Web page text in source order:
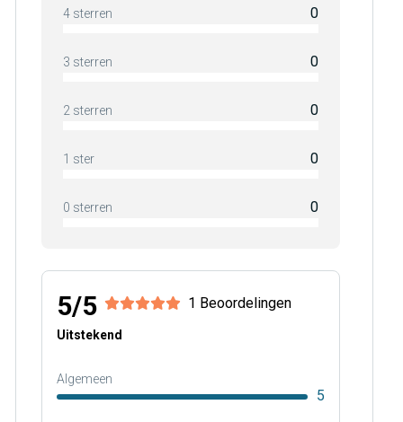
4 sterren 0
3 sterren 0
2 sterren 0
1 ster 0
0 sterren 0
5/5 1 Beoordelingen
Uitstekend
Algemeen
5